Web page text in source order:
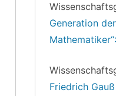
Generation
Friedrich